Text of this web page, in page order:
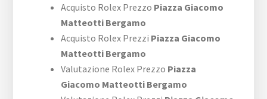
Acquisto Rolex Prezzo Piazza Giacomo
Matteotti Bergamo
Acquisto Rolex Prezzi Piazza Giacomo
Matteotti Bergamo
Valutazione Rolex Prezzo Piazza
Giacomo Matteotti Bergamo